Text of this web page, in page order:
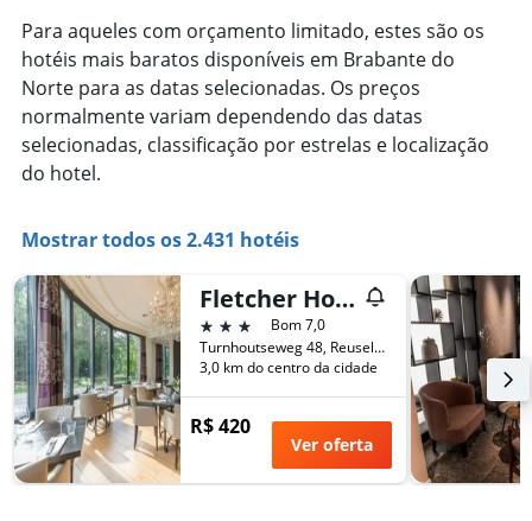
Para aqueles com orçamento limitado, estes são os
hotéis mais baratos disponíveis em Brabante do
Norte para as datas selecionadas. Os preços
normalmente variam dependendo das datas
selecionadas, classificação por estrelas e localização
do hotel.
Mostrar todos os 2.431 hotéis
Fletcher Hotel-Restaurant De Kempen
3 estrelasBom 7,0
Turnhoutseweg 48, Reusel, Brabante do Norte, Holanda
3,0 km do centro da cidade
R$ 420
Ver oferta